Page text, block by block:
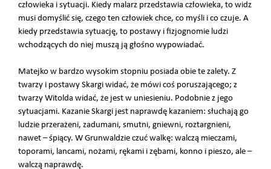
człowieka i sytuacji. Kiedy malarz przedstawia człowieka, to widz
musi domyślić się, czego ten człowiek chce, co myśli i co czuje. A
kiedy przedstawia sytuację, to postawy i fizjognomie ludzi
wchodzących do niej muszą ją głośno wypowiadać.
Matejko w bardzo wysokim stopniu posiada obie te zalety. Z
twarzy i postawy Skargi widać, że mówi coś poruszającego; z
twarzy Witolda widać, że jest w uniesieniu. Podobnie z jego
sytuacjami. Kazanie Skargi jest naprawdę kazaniem: słuchają go
ludzie przerażeni, zadumani, smutni, gniewni, roztargnieni,
nawet – śpiący. W Grunwaldzie czuć walkę: walczą mieczami,
toporami, lancami, nożami, rękami i zębami, konno i pieszo, ale –
walczą naprawdę.